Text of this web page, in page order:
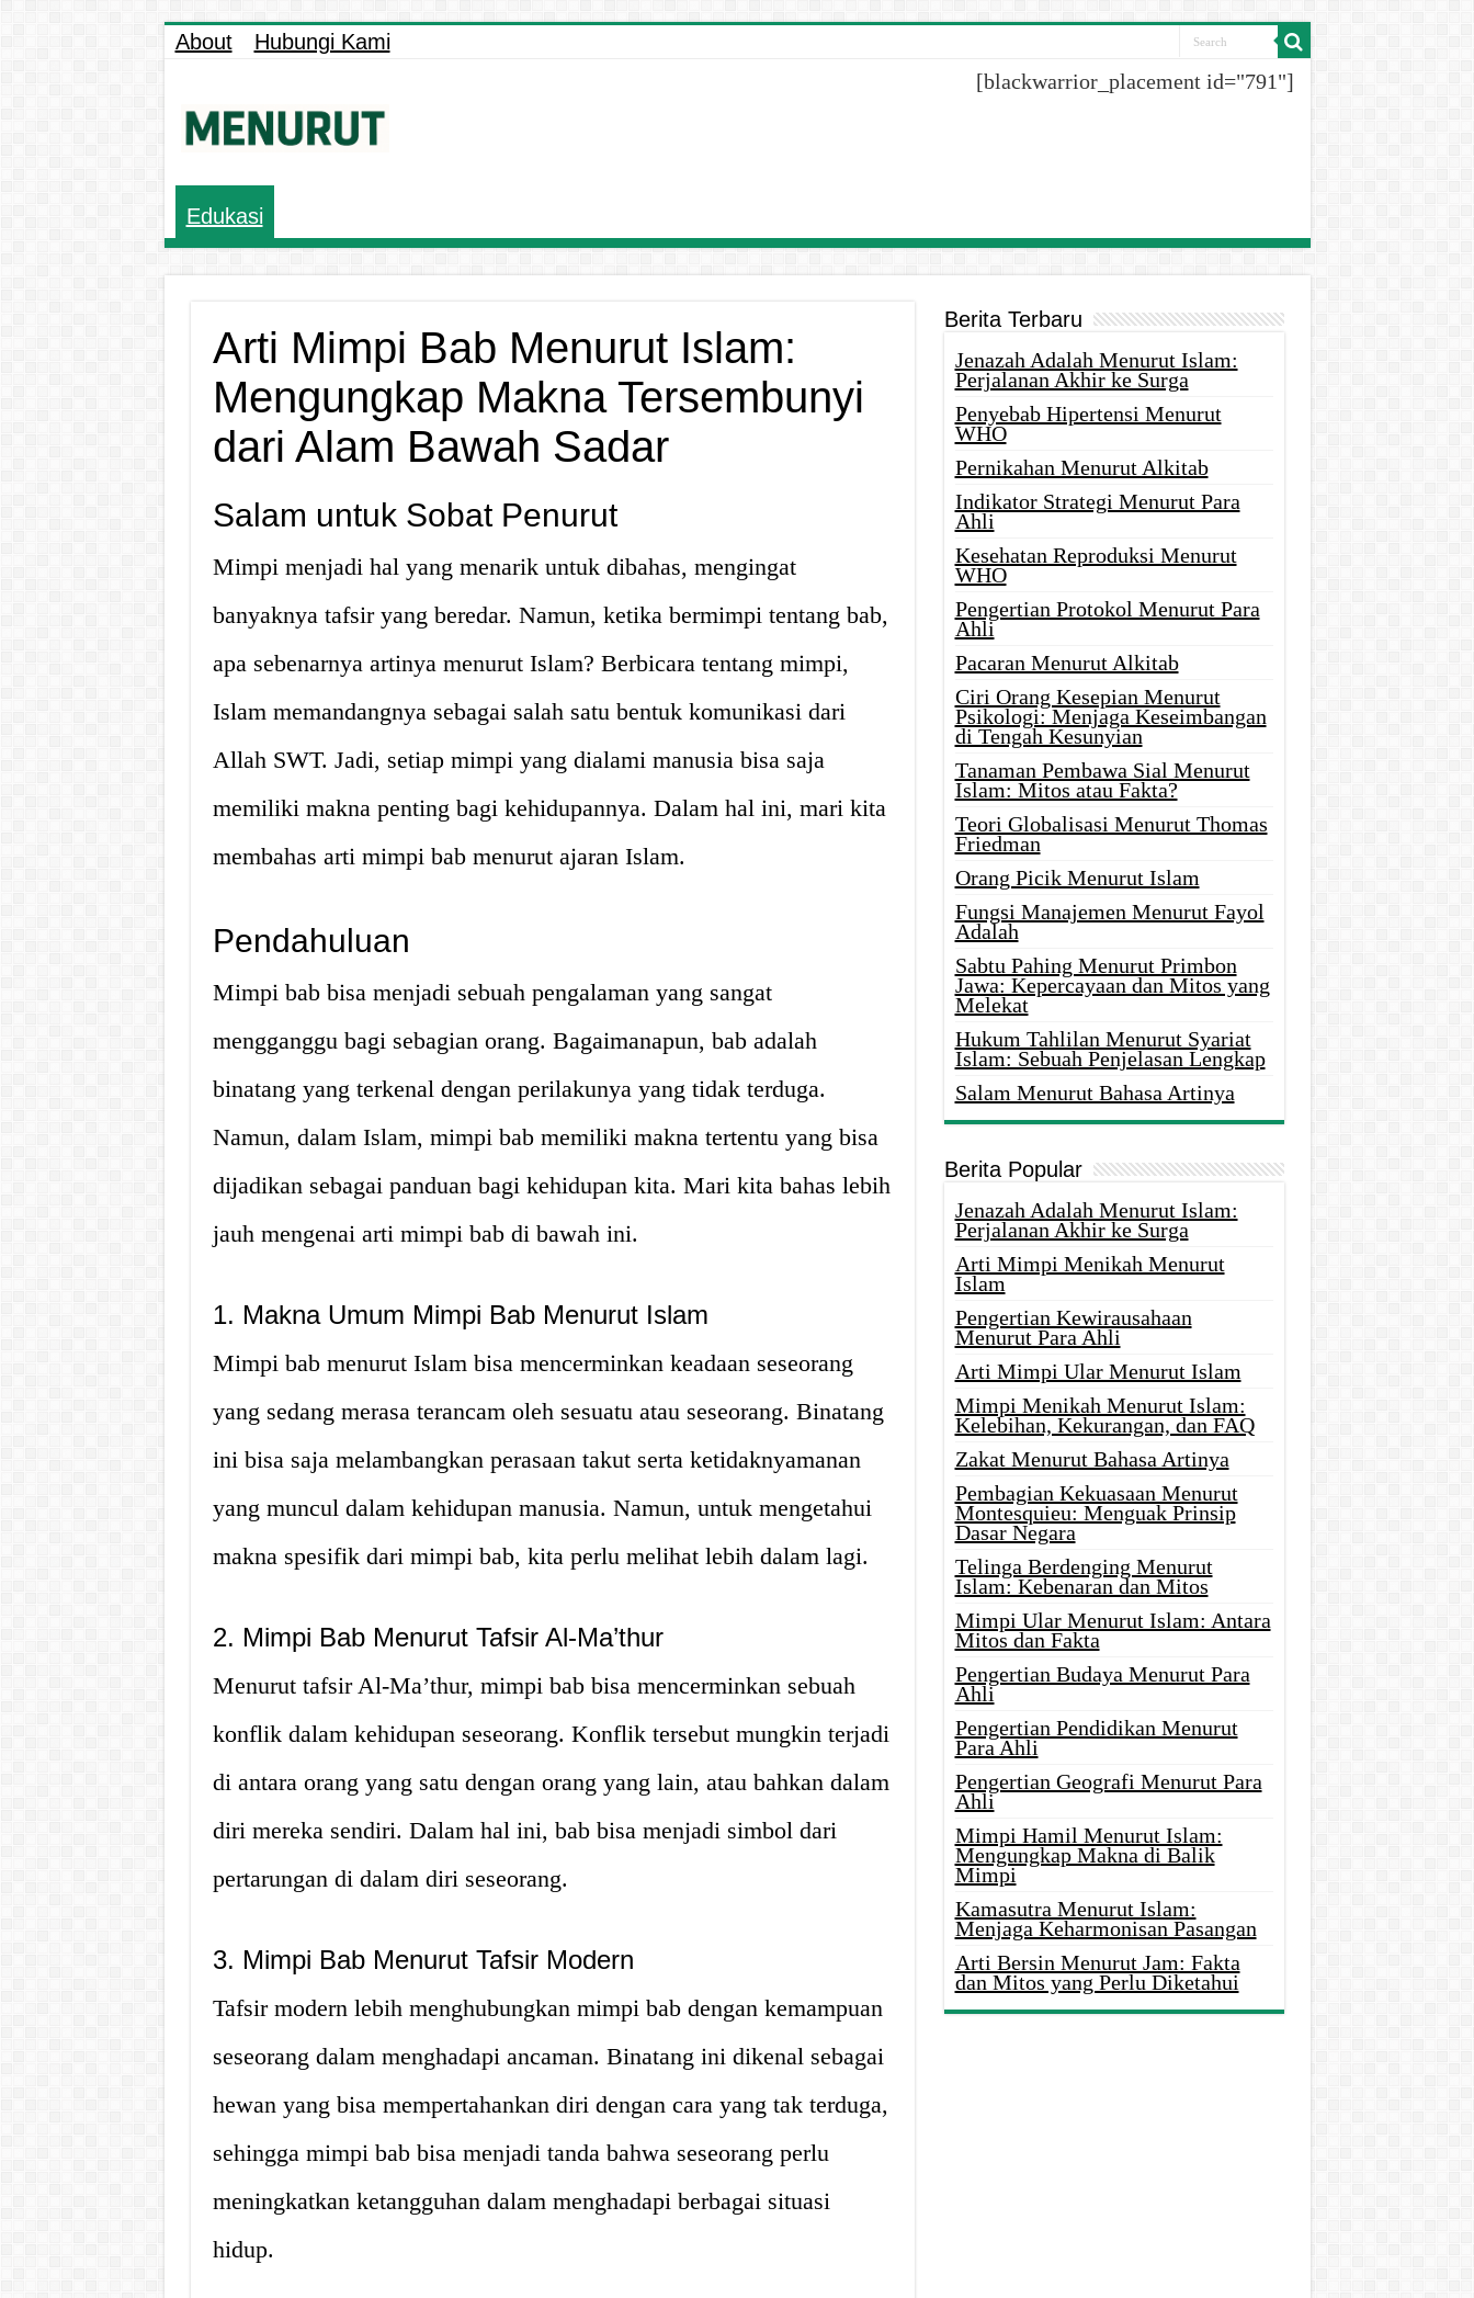
About
Hubungi Kami
[blackwarrior_placement id="791"]
Edukasi
Arti Mimpi Bab Menurut Islam:
Mengungkap Makna Tersembunyi
dari Alam Bawah Sadar
Salam untuk Sobat Penurut
Mimpi menjadi hal yang menarik untuk dibahas, mengingat
banyaknya tafsir yang beredar. Namun, ketika bermimpi tentang bab,
apa sebenarnya artinya menurut Islam? Berbicara tentang mimpi,
Islam memandangnya sebagai salah satu bentuk komunikasi dari
Allah SWT. Jadi, setiap mimpi yang dialami manusia bisa saja
memiliki makna penting bagi kehidupannya. Dalam hal ini, mari kita
membahas arti mimpi bab menurut ajaran Islam.
Pendahuluan
Mimpi bab bisa menjadi sebuah pengalaman yang sangat
mengganggu bagi sebagian orang. Bagaimanapun, bab adalah
binatang yang terkenal dengan perilakunya yang tidak terduga.
Namun, dalam Islam, mimpi bab memiliki makna tertentu yang bisa
dijadikan sebagai panduan bagi kehidupan kita. Mari kita bahas lebih
jauh mengenai arti mimpi bab di bawah ini.
1. Makna Umum Mimpi Bab Menurut Islam
Mimpi bab menurut Islam bisa mencerminkan keadaan seseorang
yang sedang merasa terancam oleh sesuatu atau seseorang. Binatang
ini bisa saja melambangkan perasaan takut serta ketidaknyamanan
yang muncul dalam kehidupan manusia. Namun, untuk mengetahui
makna spesifik dari mimpi bab, kita perlu melihat lebih dalam lagi.
2. Mimpi Bab Menurut Tafsir Al-Ma’thur
Menurut tafsir Al-Ma’thur, mimpi bab bisa mencerminkan sebuah
konflik dalam kehidupan seseorang. Konflik tersebut mungkin terjadi
di antara orang yang satu dengan orang yang lain, atau bahkan dalam
diri mereka sendiri. Dalam hal ini, bab bisa menjadi simbol dari
pertarungan di dalam diri seseorang.
3. Mimpi Bab Menurut Tafsir Modern
Tafsir modern lebih menghubungkan mimpi bab dengan kemampuan
seseorang dalam menghadapi ancaman. Binatang ini dikenal sebagai
hewan yang bisa mempertahankan diri dengan cara yang tak terduga,
sehingga mimpi bab bisa menjadi tanda bahwa seseorang perlu
meningkatkan ketangguhan dalam menghadapi berbagai situasi
hidup.
Berita Terbaru
Jenazah Adalah Menurut Islam:
Perjalanan Akhir ke Surga
Penyebab Hipertensi Menurut
WHO
Pernikahan Menurut Alkitab
Indikator Strategi Menurut Para
Ahli
Kesehatan Reproduksi Menurut
WHO
Pengertian Protokol Menurut Para
Ahli
Pacaran Menurut Alkitab
Ciri Orang Kesepian Menurut
Psikologi: Menjaga Keseimbangan
di Tengah Kesunyian
Tanaman Pembawa Sial Menurut
Islam: Mitos atau Fakta?
Teori Globalisasi Menurut Thomas
Friedman
Orang Picik Menurut Islam
Fungsi Manajemen Menurut Fayol
Adalah
Sabtu Pahing Menurut Primbon
Jawa: Kepercayaan dan Mitos yang
Melekat
Hukum Tahlilan Menurut Syariat
Islam: Sebuah Penjelasan Lengkap
Salam Menurut Bahasa Artinya
Berita Popular
Jenazah Adalah Menurut Islam:
Perjalanan Akhir ke Surga
Arti Mimpi Menikah Menurut
Islam
Pengertian Kewirausahaan
Menurut Para Ahli
Arti Mimpi Ular Menurut Islam
Mimpi Menikah Menurut Islam:
Kelebihan, Kekurangan, dan FAQ
Zakat Menurut Bahasa Artinya
Pembagian Kekuasaan Menurut
Montesquieu: Menguak Prinsip
Dasar Negara
Telinga Berdenging Menurut
Islam: Kebenaran dan Mitos
Mimpi Ular Menurut Islam: Antara
Mitos dan Fakta
Pengertian Budaya Menurut Para
Ahli
Pengertian Pendidikan Menurut
Para Ahli
Pengertian Geografi Menurut Para
Ahli
Mimpi Hamil Menurut Islam:
Mengungkap Makna di Balik
Mimpi
Kamasutra Menurut Islam:
Menjaga Keharmonisan Pasangan
Arti Bersin Menurut Jam: Fakta
dan Mitos yang Perlu Diketahui